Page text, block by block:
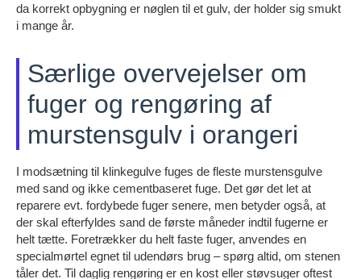
da korrekt opbygning er nøglen til et gulv, der holder sig smukt
i mange år.
Særlige overvejelser om
fuger og rengøring af
murstensgulv i orangeri
I modsætning til klinkegulve fuges de fleste murstensgulve
med sand og ikke cementbaseret fuge. Det gør det let at
reparere evt. fordybede fuger senere, men betyder også, at
der skal efterfyldes sand de første måneder indtil fugerne er
helt tætte. Foretrækker du helt faste fuger, anvendes en
specialmørtel egnet til udendørs brug – spørg altid, om stenen
tåler det. Til daglig rengøring er en kost eller støvsuger oftest